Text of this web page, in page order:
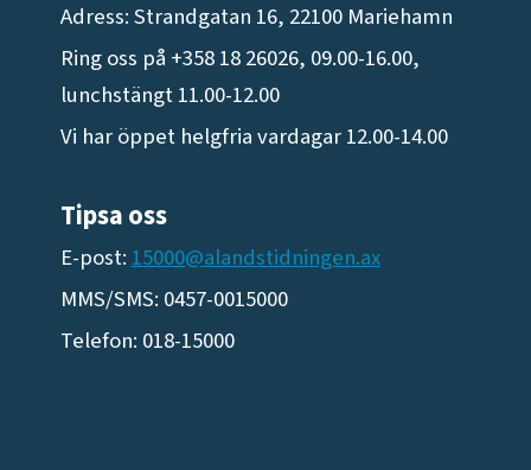
Adress: Strandgatan 16, 22100 Mariehamn
Ring oss på +358 18 26026, 09.00-16.00,
lunchstängt 11.00-12.00
Vi har öppet helgfria vardagar 12.00-14.00
Tipsa oss
E-post: 15000@alandstidningen.ax
MMS/SMS: 0457-0015000
Telefon: 018-15000